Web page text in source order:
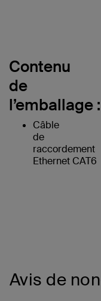
Contenu
de
l’emballage :
Câble
de
raccordement
Ethernet CAT6
Avis de